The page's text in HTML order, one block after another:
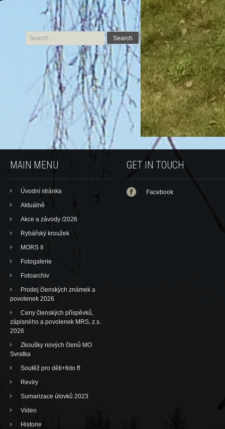
Search for:
MAIN MENU
Úvodní stránka
Aktuálně
Akce a závody /2026
Rybářský kroužek
MORS II
Fotogalerie
Fotoarchiv
Prodej členských známek a
povolenek 2026
Ceny členských příspěvků,
zápisného a povolenek MRS, z.s.
2026
Zkoušky nových členů MO
Svratka
Soutěž pro děti+foto ff
Revíry
Sumarizace úlovků 2023
Video
Historie
GET IN TOUCH
Facebook